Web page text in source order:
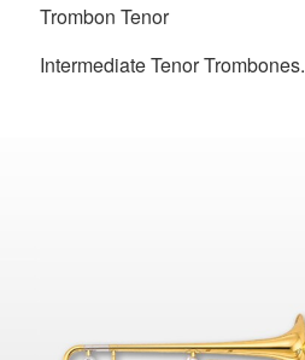
Trombon Tenor
Intermediate Tenor Trombones.